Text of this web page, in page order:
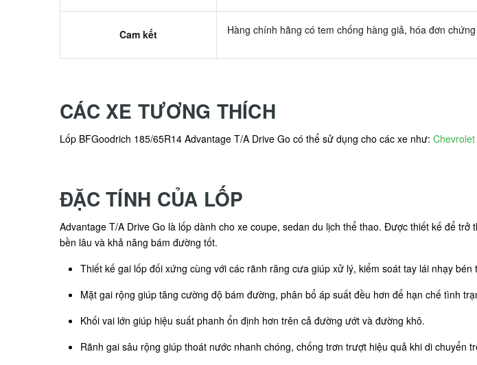
Cam kết Hàng chính hãng có tem chống hàng giả, hóa đơn
CÁC XE TƯƠNG THÍCH
Lốp BFGoodrich 185/65R14 Advantage T/A Drive Go có thể sử dụng cho các xe như:
ĐẶC TÍNH CỦA LỐP
Advantage T/A Drive Go là lốp dành cho xe coupe, sedan du lịch thể thao. Được thiết kế để
bền lâu và khả năng bám đường tốt.
Thiết kế gai lốp đối xứng cùng với các rãnh răng cưa giúp xử lý, kiểm soát tay lái nhạy bén
Mặt gai rộng giúp tăng cường độ bám đường, phân bổ áp suất đều hơn để hạn chế tình
Khối vai lớn giúp hiệu suất phanh ổn định hơn trên cả đường ướt và đường khô.
Rãnh gai sâu rộng giúp thoát nước nhanh chóng, chống trơn trượt hiệu quả khi di chuyển